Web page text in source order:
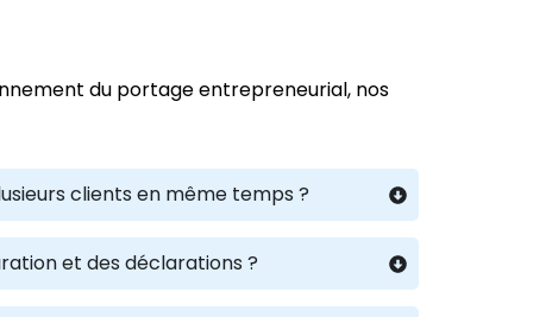
du portage entrepreneurial, nos
clients en même temps ?
et des déclarations ?